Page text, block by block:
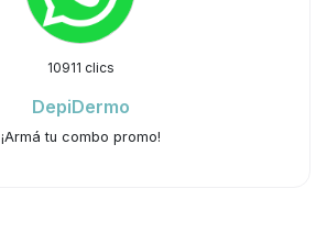
10911 clics
DepiDermo
¡Armá tu combo promo!